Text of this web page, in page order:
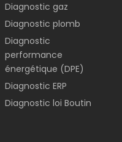
Diagnostic gaz
Diagnostic plomb
Diagnostic
performance
énergétique (DPE)
Diagnostic ERP
Diagnostic loi Boutin